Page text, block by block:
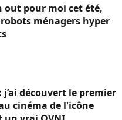
out pour moi cet été,
robots ménagers hyper
j’ai découvert le premier
cinéma de l'icône